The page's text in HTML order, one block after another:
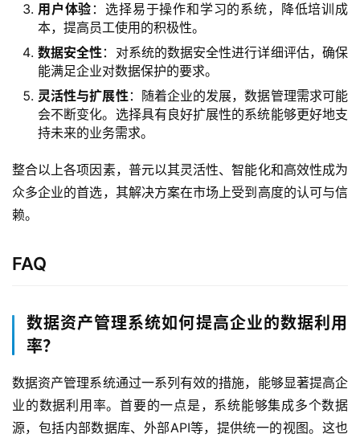
用户体验 ：选择易于操作和学习的系统，降低培训成
本，提高员工使用的积极性。
数据安全性：对系统的数据安全性进行详细评估，确保
能满足企业对数据保护的要求。
灵活性与扩展性：随着企业的发展，数据管理需求可能
会不断变化。选择具有良好扩展性的系统能够更好地支
持未来的业务需求。
整合以上各项因素，普元以其灵活性、智能化和高效性成为
众多企业的首选，其解决方案在市场上受到高度的认可与信
赖。
FAQ
数据资产管理系统如何提高企业的数据利用
率？
数据资产管理系统通过一系列有效的措施，能够显著提高企
业的数据利用率。首要的一点是，系统能够集成多个数据
源，包括内部数据库、外部API等，提供统一的视图。这也